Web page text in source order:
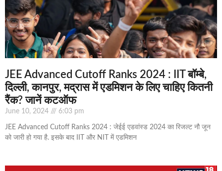
JEE Advanced Cutoff Ranks 2024 : IIT बॉम्बे,
दिल्ली, कानपुर, मद्रास में एडमिशन के लिए चाहिए कितनी
रैंक? जानें कटऑफ
June 10, 2024 6:03 pm
JEE Advanced Cutoff Ranks 2024 : जेईई एडवांस्ड 2024 का रिजल्ट नौ जून
को जारी हो गया है. इसके बाद IIT और NIT में एडमिशन